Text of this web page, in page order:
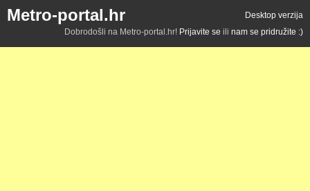
Metro-portal.hr
Desktop verzija
Dobrodošli na Metro-portal.hr! Prijavite se ili nam se pridružite :)